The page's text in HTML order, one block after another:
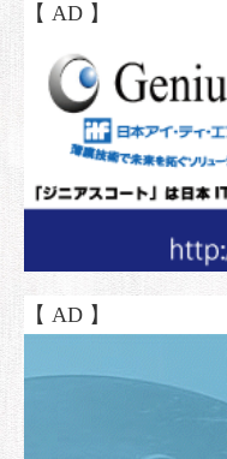
【 AD 】
【 AD 】